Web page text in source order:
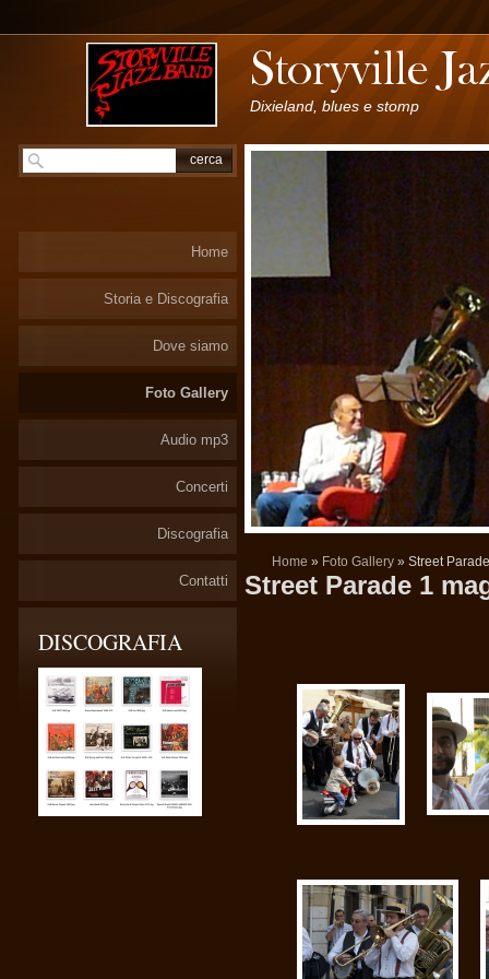
Dixieland, blues e stomp
Home » Foto Gallery » Street
Street Parade 1
Home
Storia e Discografia
Dove siamo
Foto Gallery
Audio mp3
Concerti
Discografia
Contatti
DISCOGRAFIA